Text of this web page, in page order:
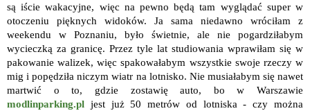
są iście wakacyjne, więc na pewno będą tam wyglądać super w
otoczeniu pięknych widoków. Ja sama niedawno wróciłam z
weekendu w Poznaniu, było świetnie, ale nie pogardziłabym
wycieczką za granicę. Przez tyle lat studiowania wprawiłam się w
pakowanie walizek, więc spakowałabym wszystkie swoje rzeczy w
mig i popędziła niczym wiatr na lotnisko. Nie musiałabym się nawet
martwić o to, gdzie zostawię auto, bo w Warszawie
modlinparking.pl jest już 50 metrów od lotniska - czy można